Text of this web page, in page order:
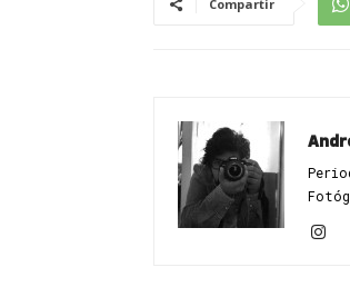
Compartir